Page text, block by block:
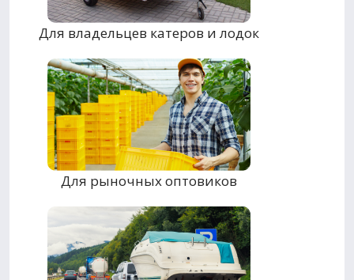
Для владельцев катеров и лодок
Для рыночных оптовиков